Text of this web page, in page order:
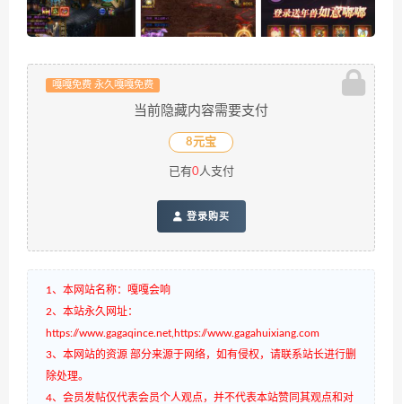
嘎嘎免费 永久嘎嘎免费
当前隐藏内容需要支付
8元宝
已有0人支付
登录购买
1、本网站名称：嘎嘎会响
2、本站永久网址：
https://www.gagaqince.net,https://www.gagahuixiang.com
3、本网站的资源 部分来源于网络，如有侵权，请联系站长进行删
除处理。
4、会员发帖仅代表会员个人观点，并不代表本站赞同其观点和对